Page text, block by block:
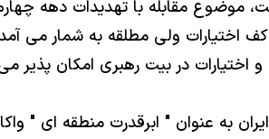
موضوع مقابله با تهديدات دهه
در بيت رهبرى امكان پذير
به عنوان " ابرقدرت منطقه اى "